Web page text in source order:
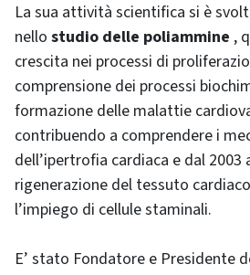
La sua attività scientifica si è
nello studio delle poliammine ,
crescita nei processi di
comprensione dei processi
formazione delle malattie
contribuendo a comprendere i
dell’ipertrofia cardiaca e dal 2003
rigenerazione del tessuto
l’impiego di cellule staminali.
E’ stato Fondatore e Presidente